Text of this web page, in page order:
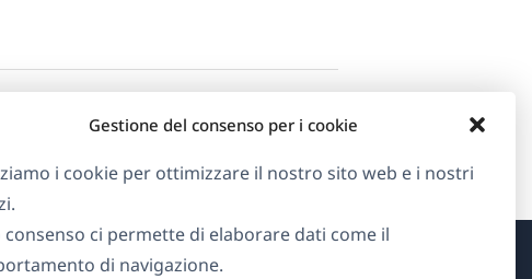
Gestione del consenso per i cookie
i cookie per ottimizzare il nostro sito web e i nostri
ci permette di elaborare dati come il
di navigazione.